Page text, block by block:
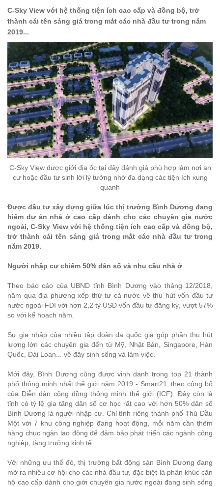
C-Sky View với hệ thống tiện ích cao cấp và đồng bộ, trở
thành cái tên sáng giá trong mắt các nhà đầu tư trong năm
2019...
C-Sky View được giới địa ốc tại đây đánh giá phù hợp làm nơi an
cư hoặc đầu tư sinh lời lý tưởng nhờ đa dạng các tiện ích xung
quanh
Được đầu tư xây dựng giữa lúc thị trường Bình Dương đang
hiếm dự án nhà ở cao cấp dành cho các chuyên gia nước
ngoài, C-Sky View với hệ thống tiện ích cao cấp và đồng bộ,
trở thành cái tên sáng giá trong mắt các nhà đầu tư trong
năm 2019.
Người nhập cư chiếm 50% dân số và nhu cầu nhà ở
Theo báo cáo của UBND tỉnh Bình Dương vào tháng 12/2018,
năm qua địa phương xếp thứ tư cả nước về thu hút vốn đầu tư
nước ngoài FDI với hơn 2,2 tỷ USD vốn đầu tư đăng ký, vượt 57%
so với kế hoạch năm.
Sự gia nhập của nhiều tập đoàn đa quốc gia góp phần thu hút
lượng lớn các chuyên gia đến từ Mỹ, Nhật Bản, Singapore, Hàn
Quốc, Đài Loan... về đây sinh sống và làm việc.
Mới đây, Bình Dương cũng được vinh danh trong top 21 thành
phố thông minh nhất thế giới năm 2019 - Smart21, theo công bố
của Diễn đàn cộng đồng thông minh thế giới (ICF). Đây còn là
tỉnh có tỷ lệ gia tăng dân số cơ học rất cao với hơn 50% dân số
Bình Dương là người nhập cư. Chỉ tính riêng thành phố Thủ Dầu
Một với 7 khu công nghiệp đang hoạt động, mỗi năm cần thêm
hàng chục ngàn lao động để đảm bảo phát triển các ngành công
nghiệp, tăng trưởng kinh tế.
Với những ưu thế đó, thị trường bất động sản Bình Dương đang
mở ra nhiều cơ hội cho các nhà đầu tư, đặc biệt là phân khúc căn
hộ cao cấp dành cho giới chuyên gia nước ngoài đang sinh sống